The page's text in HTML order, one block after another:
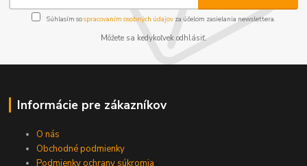
Súhlasím sospracovaním osobných údajov za účelom zasielania newslettera.
Môžete sa kedykoľvek odhlásiť.
Informácie pre zákazníkov
O nás
Obchodné podmienky
Podmienky ochrany súkromia